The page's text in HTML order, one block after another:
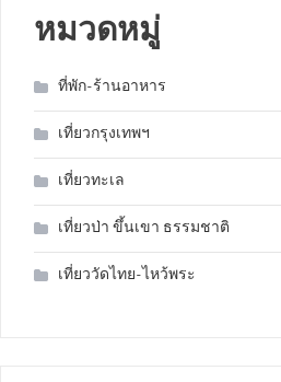
หมวดหมู่
ที่พัก-ร้านอาหาร
เที่ยวกรุงเทพฯ
เที่ยวทะเล
เที่ยวป่า ขึ้นเขา ธรรมชาติ
เที่ยววัดไทย-ไหว้พระ